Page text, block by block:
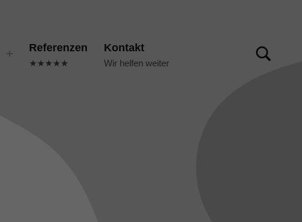
Referenzen
★★★★★
Kontakt
Wir helfen weiter